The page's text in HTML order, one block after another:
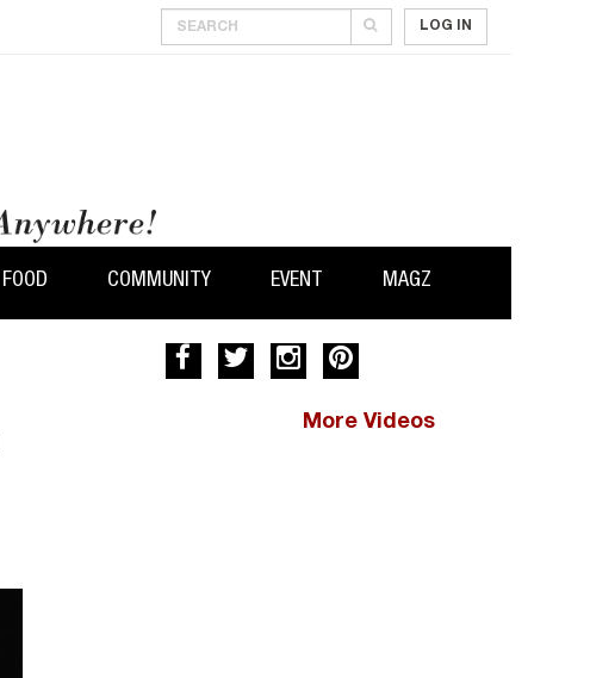
LOG IN
FOOD COMMUNITY EVENT MAGZ
More Videos